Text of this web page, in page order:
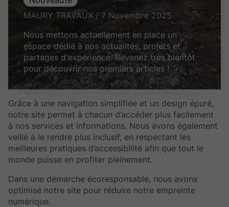
MAURY TRAVAUX / 7 Novembre 2025
Nous mettons actuellement en place un
espace dédié à nos actualités, projets et
partages d'expérience. Revenez très bientôt
pour découvrir nos premiers articles !
Grâce à une navigation simplifiée et un design épuré,
notre site permet à chacun d’accéder plus facilement
à nos services et informations. Nous avons également
veillé à le rendre plus inclusif, en respectant les
meilleures pratiques d’accessibilité afin que tout le
monde puisse en profiter pleinement.
Dans une démarche écoresponsable, nous avons
optimisé notre site pour réduire notre empreinte
numérique.